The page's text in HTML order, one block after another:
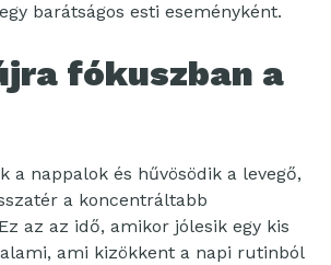
barátságos esti eseményként.
fókuszban a
a nappalok és hűvösödik a levegő,
a koncentráltabb
az az idő, amikor jólesik egy kis
ami kizökkent a napi rutinból